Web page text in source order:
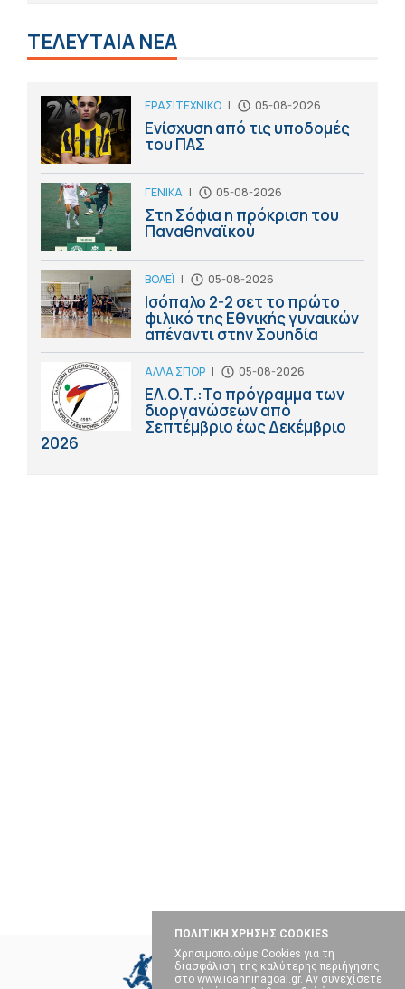
ΠΟΛΙΤΙΚΗ ΧΡΗΣΗΣ COOKIES
Χρησιμοποιούμε Cookies για τη
διασφάλιση της καλύτερης περιήγησης
στο www.ioanninagoal.gr. Αν συνεχίσετε
ΤΕΛΕΥΤΑΙΑ ΝΕΑ
ΕΡΑΣΙΤΕΧΝΙΚΟ | 05-08-2026
Ενίσχυση από τις υποδομές
του ΠΑΣ
ΓΕΝΙΚΑ | 05-08-2026
Στη Σόφια η πρόκριση του
Παναθηναϊκού
ΒΟΛΕΪ | 05-08-2026
Ισόπαλο 2-2 σετ το πρώτο
φιλικό της Εθνικής γυναικών
απέναντι στην Σουηδία
ΑΛΛΑ ΣΠΟΡ | 05-08-2026
ΕΛ.Ο.Τ.:Το πρόγραμμα των
διοργανώσεων από
Σεπτέμβριο έως Δεκέμβριο
2026